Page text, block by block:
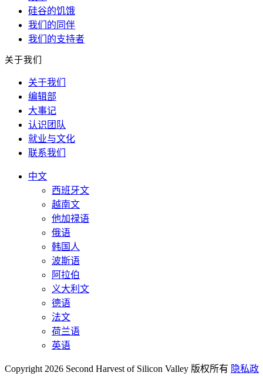
硅谷的饥饿
我们的同伴
我们的支持者
关于我们
关于我们
编辑部
大事记
认识团队
就业与文化
联系我们
中文
西班牙文
越南文
他加禄语
俄语
韩国人
波斯语
阿拉伯
义大利文
德语
法文
荷兰语
英语
Copyright 2026 Second Harvest of Silicon Valley 版权所有 隐私政